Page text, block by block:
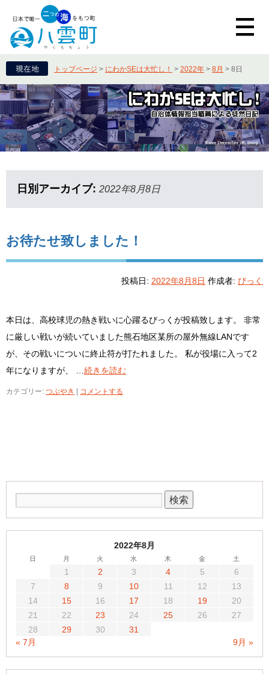
トップページ > にわかSEは大忙し！ > 2022年 > 8月 > 8日
日別アーカイブ: 2022年8月8日
お待たせ致しました！
投稿日: 2022年8月8日 作成者: びっく
本日は、高校球児の熱き戦いに心躍るびっくが投稿致します。 非常
に厳しい戦いが続いていました熊石地区某所の屋外無線LANです
が、その戦いについに終止符が打たれました。 私が役場に入って2
年になりますが、 … 続きを読む
カテゴリー: つぶやき コメントする
2022年8月
日 月 火 水 木 金 土
1 2 3 4 5
6
7
8 9 10 11 12
13
14
15 16 17 18 19
20
21
22 23 24 25 26
27
28
29 30
31
« 7月
9月 »